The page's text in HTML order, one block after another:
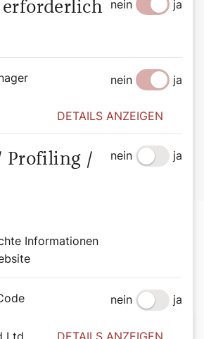
Öffentlichkeit weniger
solchen, die erst vor kurzem heilig-
wurden. Aufgefrischt durch
Besenstiel. Mit 365 Heiligen durchs
294-4
Religion
nein ja
nein ja
DETAILS ANZEIGEN
Profiling /
Informationen
nein ja
nein ja
Ltd. DETAILS ANZEIGEN